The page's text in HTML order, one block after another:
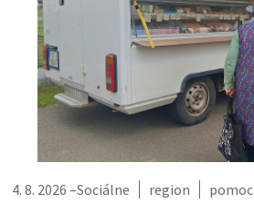
4. 8. 2026 –Sociálne region pomoc